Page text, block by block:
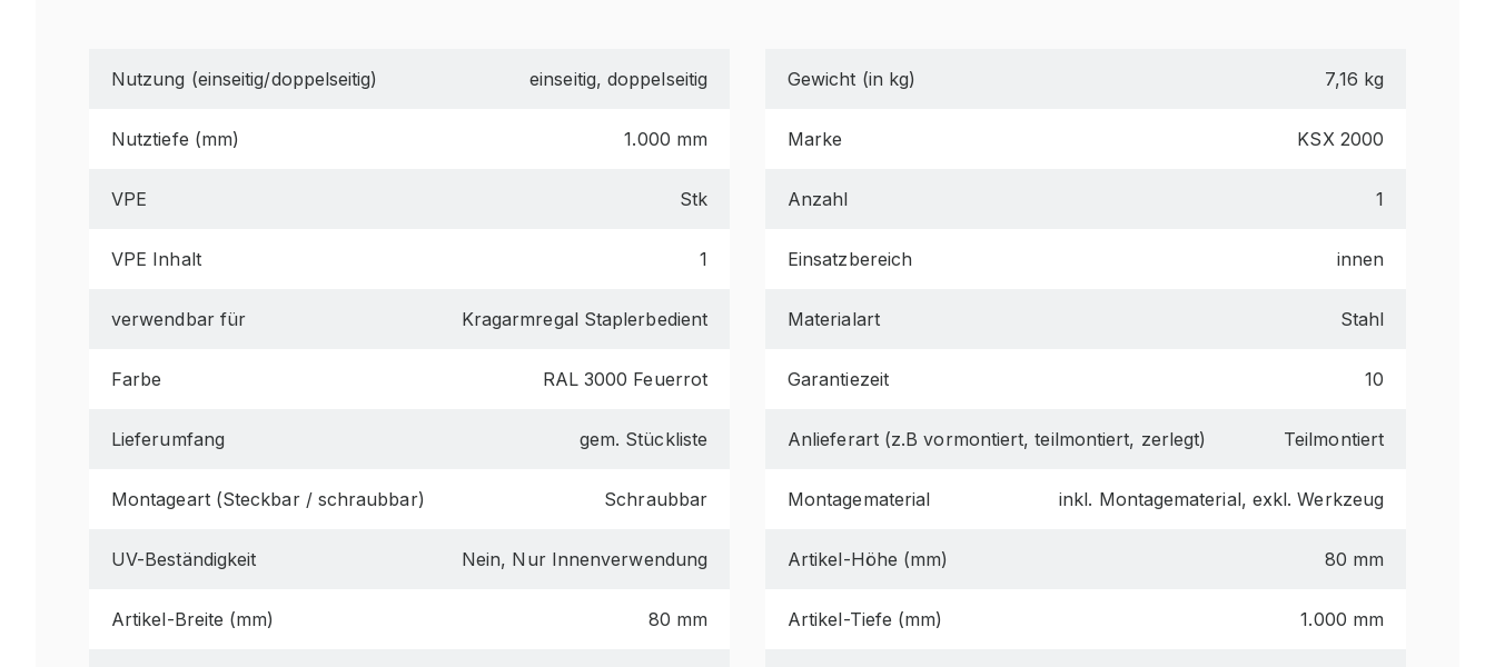
Nutzung (einseitig/doppelseitig) einseitig, doppelseitig Gewicht (in kg) 7,16 kg
Nutztiefe (mm) 1.000 mm Marke KSX 2000
VPE Stk Anzahl 1
VPE Inhalt 1 Einsatzbereich innen
verwendbar für Kragarmregal Staplerbedient Materialart Stahl
Farbe RAL 3000 Feuerrot Garantiezeit 10
Lieferumfang gem. Stückliste Anlieferart (z.B vormontiert, teilmontiert, zerlegt) Teilmontiert
Montageart (Steckbar / schraubbar) Schraubbar Montagematerial inkl. Montagematerial, exkl. Werkzeug
UV-Beständigkeit Nein, Nur Innenverwendung Artikel-Höhe (mm) 80 mm
Artikel-Breite (mm) 80 mm Artikel-Tiefe (mm) 1.000 mm